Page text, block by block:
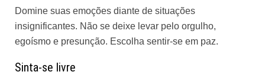
Domine suas emoções diante de situações
insignificantes. Não se deixe levar pelo orgulho,
egoísmo e presunção. Escolha sentir-se em paz.
Sinta-se livre